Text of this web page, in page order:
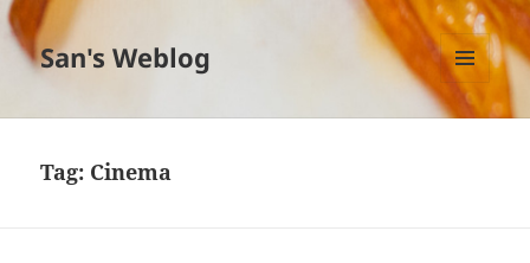
San's Weblog
MENU
EN
Tag: Cinema